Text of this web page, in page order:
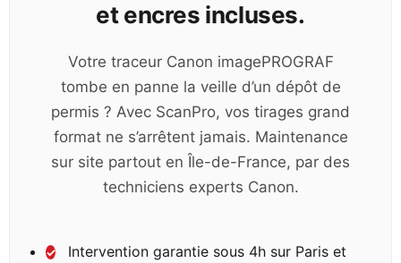
et encres incluses.
Votre traceur Canon imagePROGRAF
tombe en panne la veille d’un dépôt de
permis ? Avec ScanPro, vos tirages grand
format ne s’arrêtent jamais. Maintenance
sur site partout en Île-de-France, par des
techniciens experts Canon.
✓
Intervention garantie sous 4h sur Paris et